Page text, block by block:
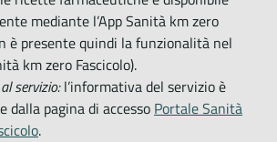
mediante l’App Sanità km zero
è presente quindi la funzionalità nel
km zero Fascicolo).
servizio:l’informativa del servizio è
dalla pagina di accesso Portale Sanità
.